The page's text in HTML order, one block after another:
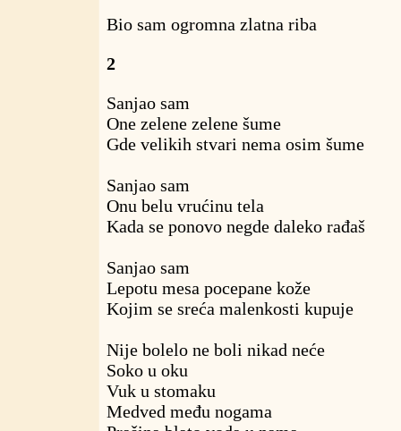
Bio sam ogromna zlatna riba
2
Sanjao sam
One zelene zelene šume
Gde velikih stvari nema osim šume
Sanjao sam
Onu belu vrućinu tela
Kada se ponovo negde daleko rađaš
Sanjao sam
Lepotu mesa pocepane kože
Kojim se sreća malenkosti kupuje
Nije bolelo ne boli nikad neće
Soko u oku
Vuk u stomaku
Medved među nogama